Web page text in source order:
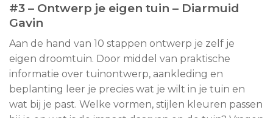
#3 – Ontwerp je eigen tuin – Diarmuid
Gavin
Aan de hand van 10 stappen ontwerp je zelf je
eigen droomtuin. Door middel van praktische
informatie over tuinontwerp, aankleding en
beplanting leer je precies wat je wilt in je tuin en
wat bij je past. Welke vormen, stijlen kleuren passen